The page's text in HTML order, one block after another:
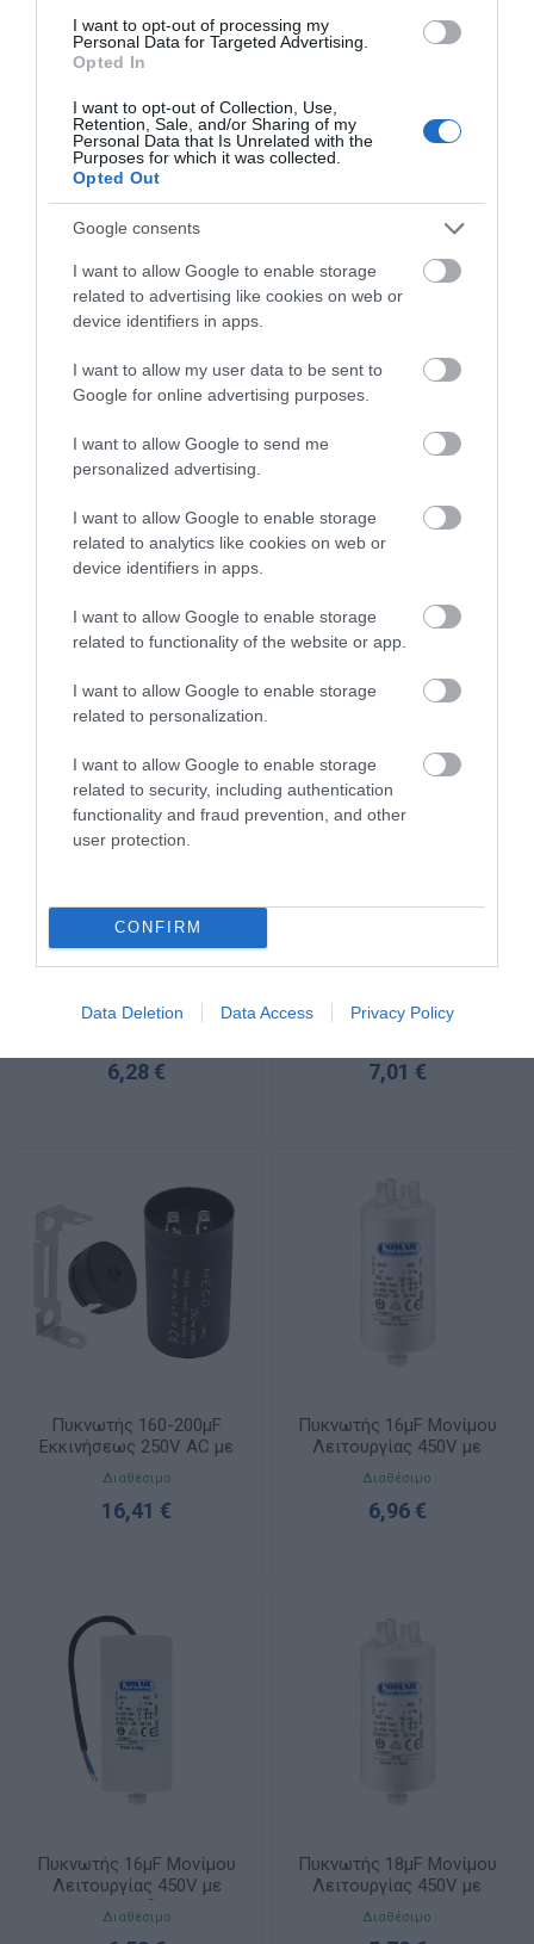
I want to opt-out of processing my
Personal Data for Targeted Advertising.
Opted In
I want to opt-out of Collection, Use,
Retention, Sale, and/or Sharing of my
Personal Data that Is Unrelated with the
Purposes for which it was collected.
Opted Out
Google consents
I want to allow Google to enable storage
related to advertising like cookies on web or
device identifiers in apps.
I want to allow my user data to be sent to
Google for online advertising purposes.
I want to allow Google to send me
personalized advertising.
I want to allow Google to enable storage
related to analytics like cookies on web or
device identifiers in apps.
I want to allow Google to enable storage
related to functionality of the website or app.
I want to allow Google to enable storage
related to personalization.
I want to allow Google to enable storage
related to security, including authentication
functionality and fraud prevention, and other
user protection.
CONFIRM
Data Deletion Data Access Privacy Policy
Πυκνωτής 12.5μF Μονίμου
Λειτουργίας 450V με
Faston
Διαθέσιμο
Πυκνωτής 125-160μF
Εκκινήσεως 250V AC με
Faston MECO
Πυκνωτής 12μF Μονίμου
Λειτουργίας 450V με
5,98 €
Πυκνωτής 14μF Μονίμου
5,32 €
Λειτουργίας 450V με
6,28 €
Λειτουργίας 450V με
Καλώδιο
7,01 €
Πυκνωτής 160-200μF
Εκκινήσεως 250V AC με
Faston MECO
Διαθέσιμο
16,41 €
Πυκνωτής 16μF Μονίμου
Λειτουργίας 450V με
Faston
Διαθέσιμο
6,96 €
Πυκνωτής 16μF Μονίμου
Λειτουργίας 450V με
Καλώδιο
Διαθέσιμο
Πυκνωτής 18μF Μονίμου
Λειτουργίας 450V με
Faston
Διαθέσιμο